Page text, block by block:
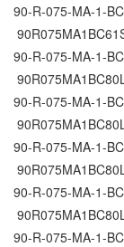
90-R-075-MA-1-
90-R-075-MA-1-
90-R-075-MA-1-
90-R-075-MA-1-
90-R-075-MA-1-
90-R-075-MA-1-